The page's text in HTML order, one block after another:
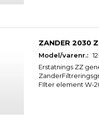
ZANDER 2030
Model/varenr.:
Erstatnings ZZ
FIlter element W-